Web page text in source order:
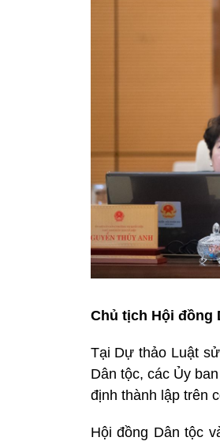
Chủ tịch Hội đồng
Tại Dự thảo Luật
Dân tộc, các Ủy
định thành lập trên
Hội đồng Dân tộc